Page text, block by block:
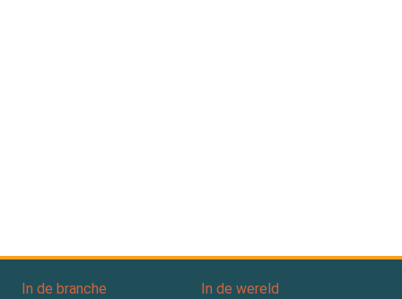
In de branche
In de wereld